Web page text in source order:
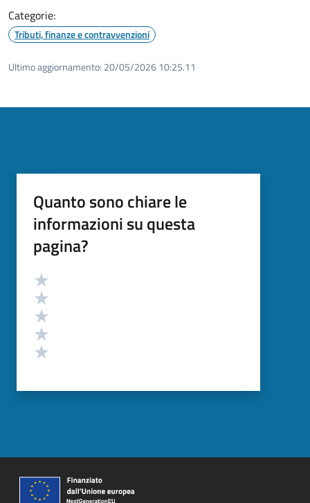
Categorie:
Tributi, finanze e contravvenzioni
Ultimo aggiornamento: 20/05/2026 10:25.11
Quanto sono chiare le
informazioni su questa
pagina?
Valutazione